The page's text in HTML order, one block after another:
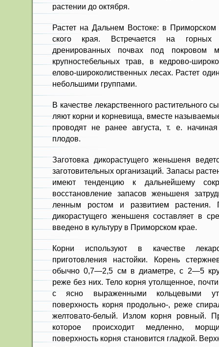
расте­нии до октября.
Растет на Дальнем Востоке: в
ского края. Встречается на
дренированных почвах под покровом
крупностебельных трав, в кедрово-
елово-широколиственных лесах. Растет
неболь­шими группами.
В качестве лекарственного расти­тельного
ляют корни и корневища, вместе
прово­дят не ранее августа, т. е.
плодов.
Заготовка дикорастущего женьше­ня
загото­вительных организаций. Запасы
имеют тен­денцию к дальнейшему
восстановление запасов женьшеня
ленным ростом и развитием растения.
дикорастущего женьшеня составляет в
введено в культуру в Приморском крае.
Корни используют в качестве
приготовления настойки. Корень
обычно 0,7—2,5 см в диаметре, с 2—5
реже без них. Тело корня утолщенное,
с ясно выра­женными кольцевыми
поверхность корня продоль­но-, реже
желтовато-белый. Излом корня ровный.
которое происходит медленно,
поверхность корня становится гладкой.